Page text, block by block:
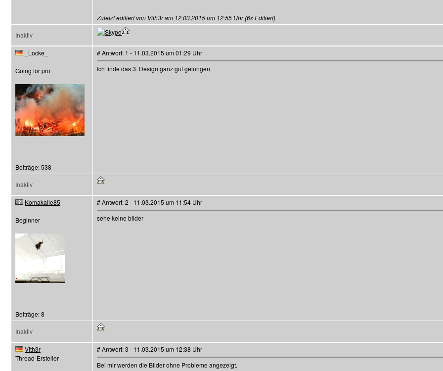
Zuletzt editiert von Vith3ram 12.03.2015 um 12:55 Uhr (6x Editiert)
Inaktiv
_Locke_
Going for pro
Beiträge: 538
# Antwort: 1 - 11.03.2015 um 01:29 Uhr
Ich finde das 3. Design ganz gut gelungen
Inaktiv
Komakalle85
Beginner
Beiträge: 8
# Antwort: 2 - 11.03.2015 um 11:54 Uhr
sehe keine bilder
Inaktiv
Vith3r
Thread-Ersteller
# Antwort: 3 - 11.03.2015 um 12:38 Uhr
Bei mir werden die Bilder ohne Probleme angezeigt.